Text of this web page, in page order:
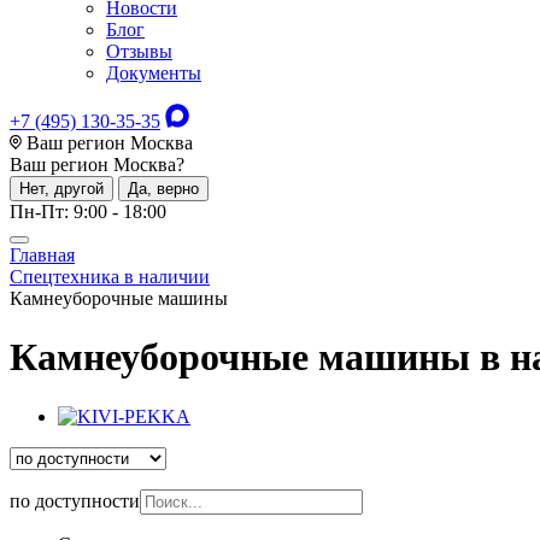
Новости
Блог
Отзывы
Документы
+7 (495) 130-35-35
Ваш регион Москва
Ваш регион Москва?
Нет, другой Да, верно
Пн-Пт: 9:00 - 18:00
Главная
Спецтехника в наличии
Камнеуборочные машины
Камнеуборочные машины в
по доступности